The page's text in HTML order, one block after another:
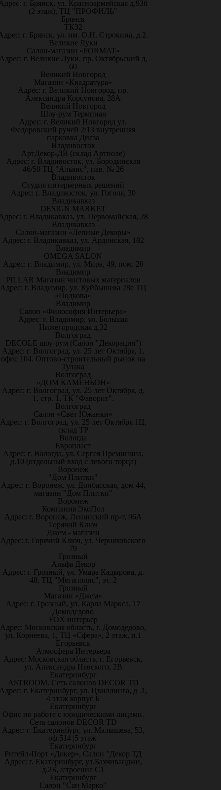
г. Брянск, ул. Красноармейская д.93б
(2 этаж), ТЦ "ПРОФИЛЬ"
Брянск
ТК32
г. Брянск, ул. им. О.Н. Строкина, д.2.
Великие Луки
Салон-магазин «FORMAT»
г. Великие Луки, пр. Октябрьский д.
60
Великий Новгород
Магазин «Квадратура»
Адрес: г. Великий Новгород, пр.
Александра Корсунова, 28А
Великий Новгород
Шоу-рум Терминал
Адрес: г. Великий Новгород ул.
Федоровский ручей 2/13 внутренняя
парковка Диеза
Владивосток
АртДекор-ДВ (склад Артполе)
Адрес: г. Владивосток, ул. Бородинская
46/50 ТЦ "Альянс", пав. № 26
Владивосток
Студия интерьерных решений
Адрес: г. Владивосток, ул. Гоголя, 30
Владикавказ
DESIGN MARKET
г. Владикавказ, ул. Первомайская, 28
Владикавказ
Салон-магазин «Лепные Декоры»
Адрес: г. Владикавказ, ул. Ардонская, 182
Владимир
OMEGA SALON
Адрес: г. Владимир, ул. Мира, 49, пом. 20
Владимир
PILLAR Магазин чистовых материалов
Адрес: г. Владимир, ул. Куйбышева 28е ТЦ
«Подкова»
Владимир
Салон «Философия Интерьера»
Адрес: г. Владимир, ул. Большая
Нижегородская д.32
Волгоград
DECOLE шоу-рум (Салон "Декорация")
Адрес: г. Волгоград, ул. 25 лет Октября, 1,
офис 104. Оптово-строительный рынок на
Тулака
Волгоград
«ДОМ КАМЕНЬОН»
Адрес: г. Волгоград, ул. 25 лет Октября, д.
1, стр. 1, ТК "Фаворит".
Волгоград
Салон «Свет Южанки»
Адрес: г. Волгоград, ул. 25 лет Октября 1Ц,
склад ТР
Вологда
Европласт
Адрес: г. Вологда, ул. Сергея Преминина,
д.10 (отдельный вход с левого торца)
Воронеж
"Дом Плитки"
Адрес: г. Воронеж. ул. Донбасская, дом 44,
магазин "Дом Плитки"
Воронеж
Компания ЭкоПол
Адрес: г. Воронеж, Ленинский пр-т, 96А
Горячий Ключ
Джем - магазин
Адрес: г. Горячий Ключ, ул. Черняховского
79
Грозный
Альфа Декор
Адрес: г. Грозный, ул. Умара Кадырова, д.
48, ТЦ "Мегаполис", эт. 2
Грозный
Магазин «Джем»
Адрес: г. Грозный, ул. Карла Маркса, 17
Домодедово
FOX интерьер
Адрес: Московская область, г. Домодедово,
ул. Корнеева, 1, ТЦ «Сфера», 2 этаж, п.1
Егорьевск
Атмосфера Интерьера
Адрес: Московская область, г. Егорьевск,
ул. Александра Невского, 2В
Екатеринбург
ASTROOM. Сеть салонов DECOR TD
г. Екатеринбург, ул. Цвиллинга, д .1,
4 этаж корпус Б
Екатеринбург
Офис по работе с юридическими лицами.
Сеть салонов DECOR TD
Адрес: г. Екатеринбург, ул. Малышева, 53,
оф.514 |5 этаж|
Екатеринбург
Ритейл-Порт «Докер», Салон "Декор ТД
Адрес: г. Екатеринбург, ул.Бахчиванджи,
д.2Б, /строение С1
Екатеринбург
Салон "Сан Марко"